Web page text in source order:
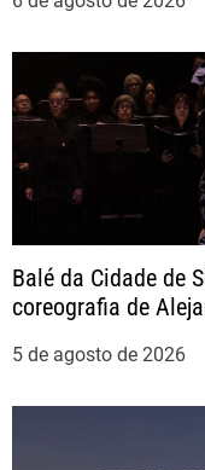
o
s
t
Balé da Cidade de
coreografia de
5 de agosto de 2026